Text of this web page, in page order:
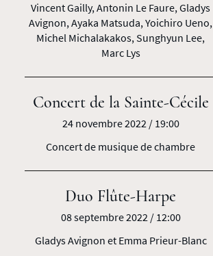
Vincent Gailly, Antonin Le Faure, Gladys
Avignon, Ayaka Matsuda, Yoichiro Ueno,
Michel Michalakakos, Sunghyun Lee,
Marc Lys
Concert de la Sainte-Cécile
24 novembre 2022 / 19:00
Concert de musique de chambre
Duo Flûte-Harpe
08 septembre 2022 / 12:00
Gladys Avignon et Emma Prieur-Blanc